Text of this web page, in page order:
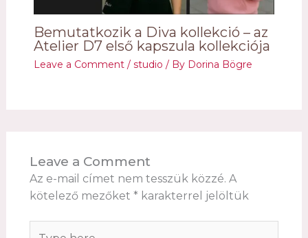
Bemutatkozik a Diva kollekció – az
Atelier D7 első kapszula kollekciója
Leave a Comment / studio / By Dorina Bögre
Leave a Comment
Az e-mail címet nem tesszük közzé. A
kötelező mezőket * karakterrel jelöltük